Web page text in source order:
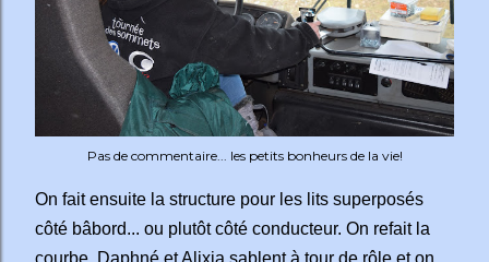
Pas de commentaire... les petits bonheurs de la vie!
On fait ensuite la structure pour les lits superposés
côté bâbord... ou plutôt côté conducteur. On refait la